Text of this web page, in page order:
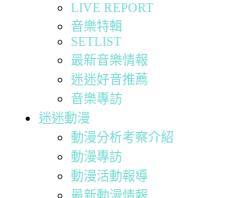
LIVE REPORT
音樂特輯
SETLIST
最新音樂情報
迷迷好音推薦
音樂專訪
迷迷動漫
動漫分析考察介紹
動漫專訪
動漫活動報導
最新動漫情報